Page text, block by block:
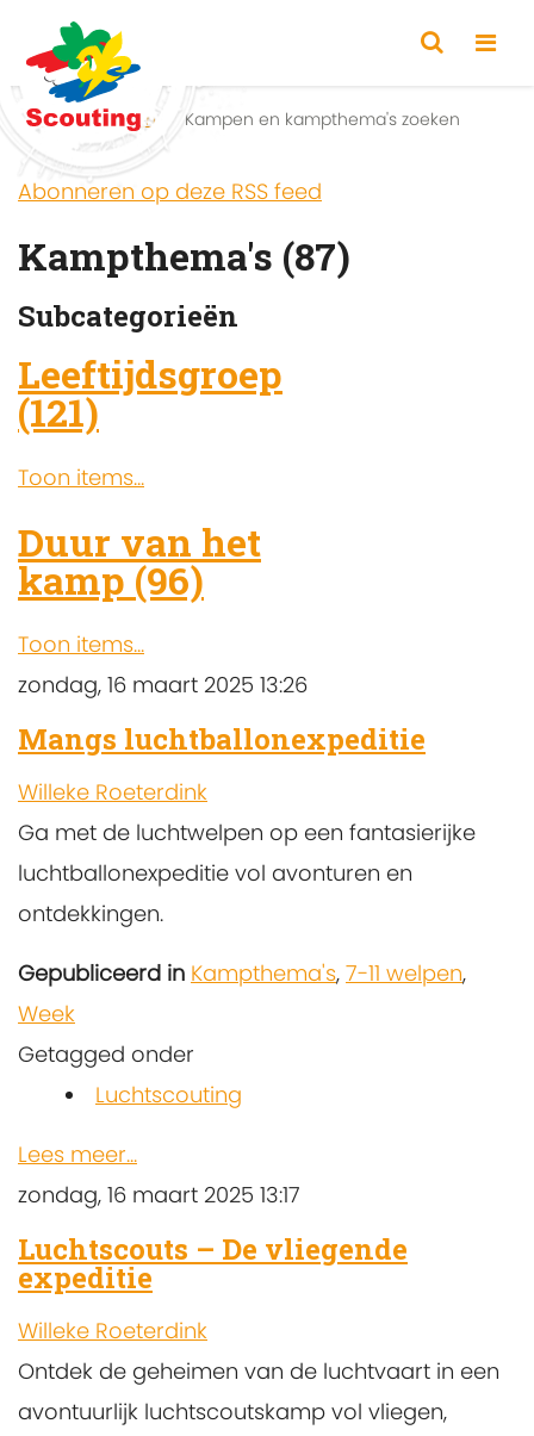
Home Zoeken Kampen en kampthema's zoeken
Abonneren op deze RSS feed
Kampthema's (87)
Subcategorieën
Leeftijdsgroep
(121)
Toon items...
Duur van het
kamp (96)
Toon items...
zondag, 16 maart 2025 13:26
Mangs luchtballonexpeditie
Willeke Roeterdink
Ga met de luchtwelpen op een fantasierijke
luchtballonexpeditie vol avonturen en
ontdekkingen.
Gepubliceerd in Kampthema's, 7-11 welpen,
Week
Getagged onder
Luchtscouting
Lees meer...
zondag, 16 maart 2025 13:17
Luchtscouts – De vliegende
expeditie
Willeke Roeterdink
Ontdek de geheimen van de luchtvaart in een
avontuurlijk luchtscoutskamp vol vliegen,